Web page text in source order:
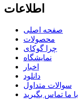
اطلاعات
صفحه اصلی
محصولات
چرا گوکای
نمایشگاه
اخبار
دانلود
سوالات متداول
با ما تماس بگیرید